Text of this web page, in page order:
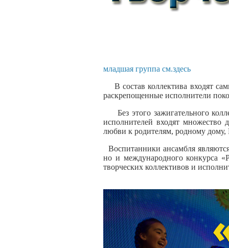
младшая группа см.здесь
В состав коллектива входят
раскрепощенные исполнители
Без этого зажигательного
исполнителей входят множество
любви к родителям, родному дому,
Воспитанники ансамбля
но и международного конкурса
творческих коллективов и